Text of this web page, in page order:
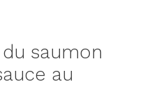
saumon
au